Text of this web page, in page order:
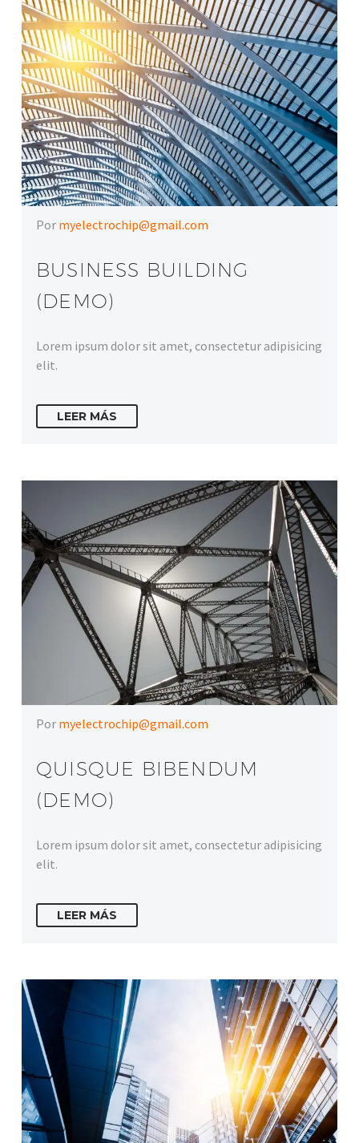
Por myelectrochip@gmail.com
BUSINESS BUILDING
(DEMO)
Lorem ipsum dolor sit amet, consectetur adipisicing
elit.
LEER MÁS
Por myelectrochip@gmail.com
QUISQUE BIBENDUM
(DEMO)
Lorem ipsum dolor sit amet, consectetur adipisicing
elit.
LEER MÁS